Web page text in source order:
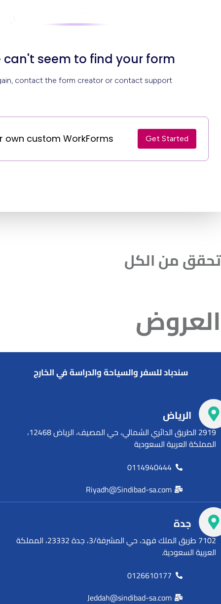
تحقق من الكل
العروض
سندباد للسفر والسياحة والدراسة في الخارج
الرياض
2919 الطريق الدائري الشمالي، حي المصيف، الرياض 12468،
المملكة العربية السعودية
0114940444
Riyadh@Sindibad-sa.com
جدة
7102 طريق الملك فهد، حي المشرفة/3، جدة 23332، المملكة
العربية السعودية.
0126610177
Jeddah@sindibad-sa.com